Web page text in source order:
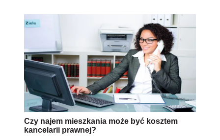
Czy najem mieszkania może być kosztem
kancelarii prawnej?